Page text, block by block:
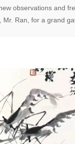
observations and
Ran, for a grand